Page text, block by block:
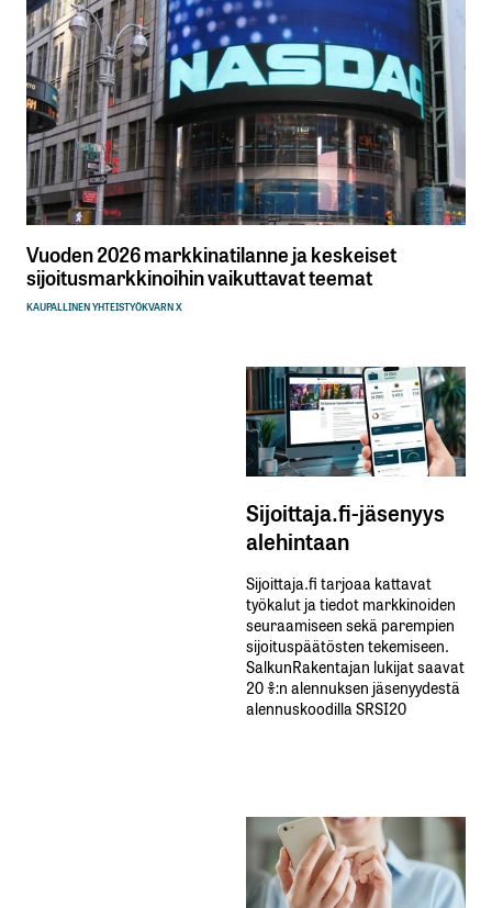
Vuoden 2026 markkinatilanne ja keskeiset
sijoitusmarkkinoihin vaikuttavat teemat
KAUPALLINEN YHTEISTYÖKVARN X
Sijoittaja.fi-jäsenyys
alehintaan
Sijoittaja.fi tarjoaa kattavat
työkalut ja tiedot markkinoiden
seuraamiseen sekä parempien
sijoituspäätösten tekemiseen.
SalkunRakentajan lukijat saavat
20 %:n alennuksen jäsenyydestä
alennuskoodilla SRSI20